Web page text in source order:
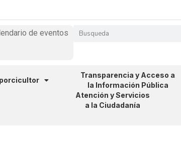
de eventos
Transparencia y Acceso a
la Información Pública
Atención y Servicios
a la Ciudadanía